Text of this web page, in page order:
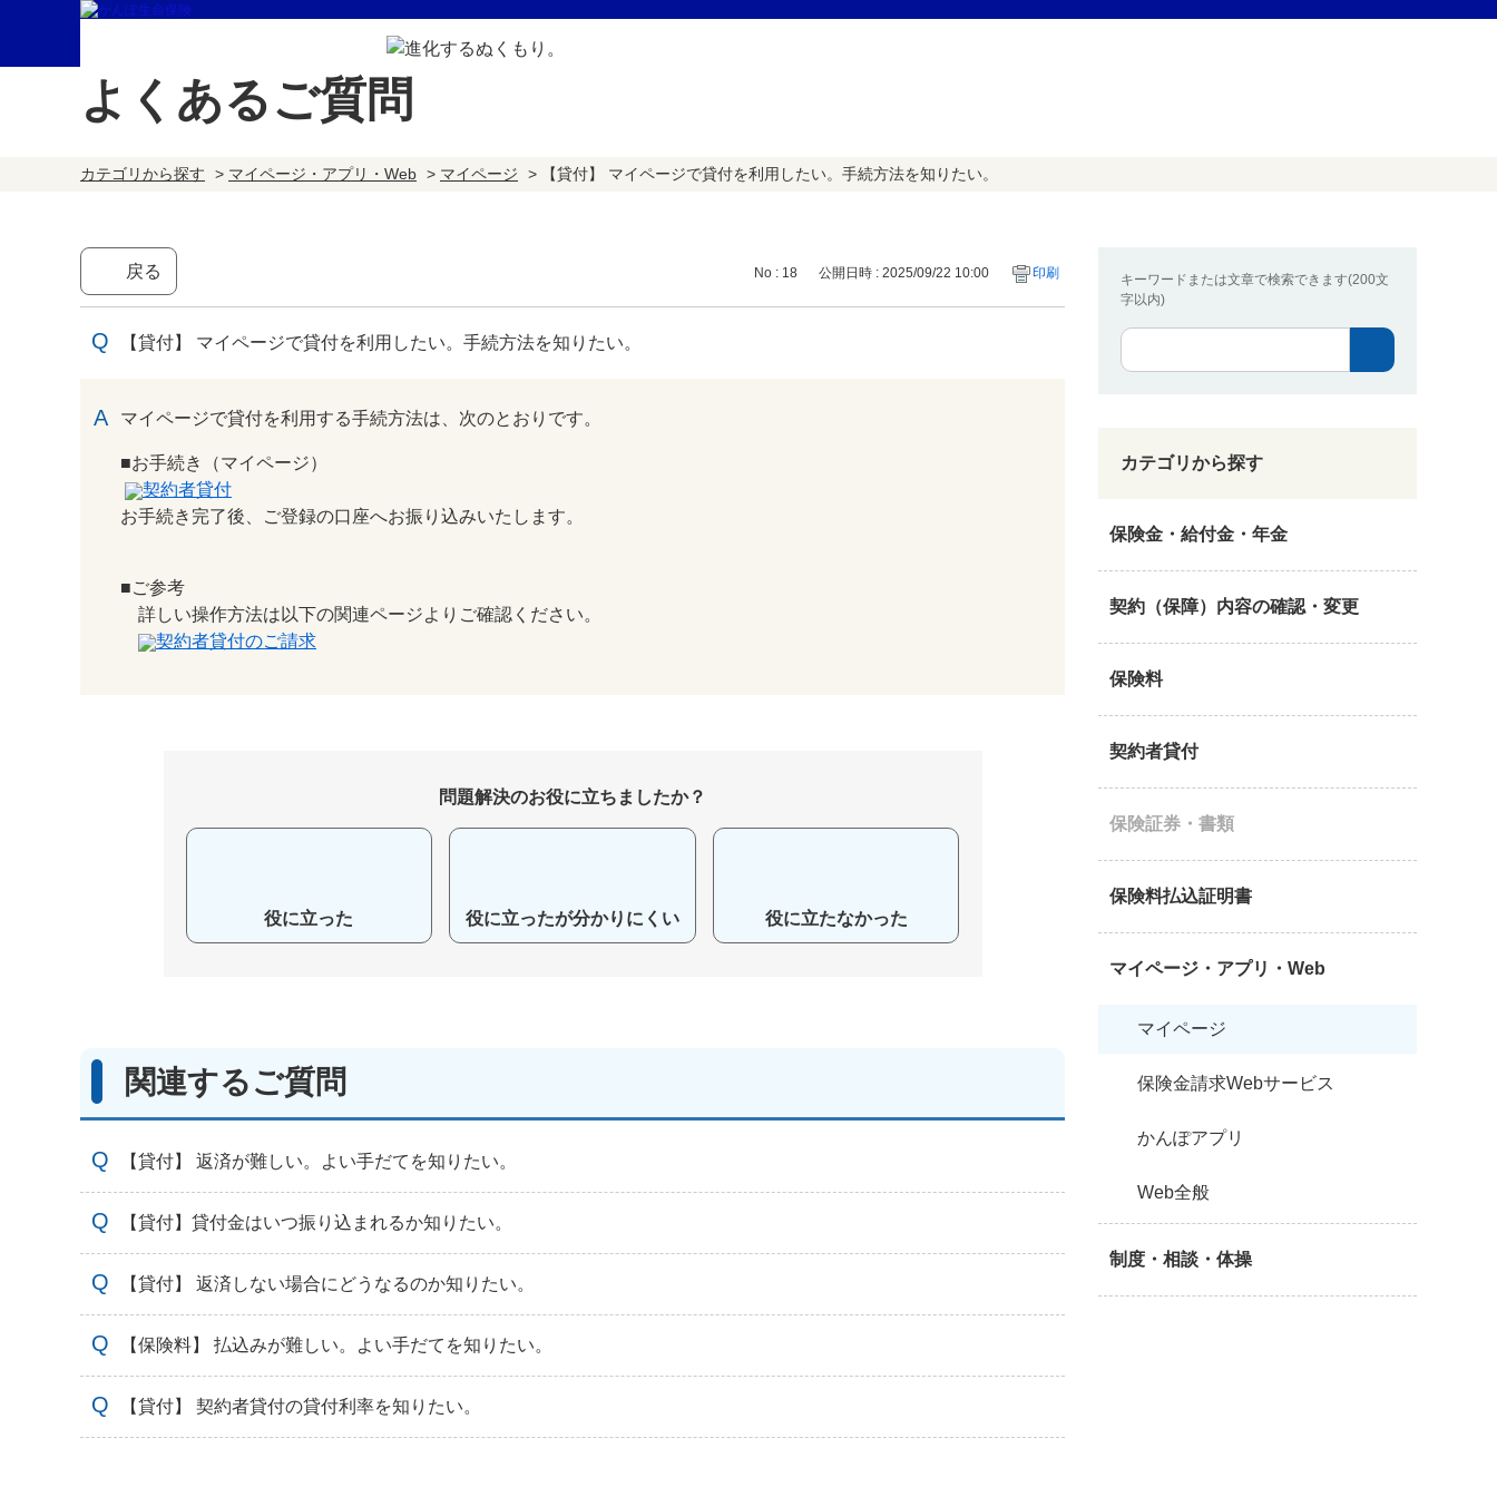
よくあるご質問
カテゴリから探す > マイページ・アプリ・Web > マイページ > 【貸付】 マイページで貸付を利用したい。手続方法を知りたい。
キーワードまたは文章で検索できます(200文
字以内)
カテゴリから探す
保険金・給付金・年金
契約（保障）内容の確認・変更
保険料
契約者貸付
保険証券・書類
保険料払込証明書
マイページ・アプリ・Web
マイページ
保険金請求Webサービス
かんぽアプリ
Web全般
制度・相談・体操
戻る No : 18 公開日時 : 2025/09/22 10:00 印刷
【貸付】 マイページで貸付を利用したい。手続方法を知りたい。
マイページで貸付を利用する手続方法は、次のとおりです。
■お手続き（マイページ）
契約者貸付
お手続き完了後、ご登録の口座へお振り込みいたします。
■ご参考
詳しい操作方法は以下の関連ページよりご確認ください。
契約者貸付のご請求
問題解決のお役に立ちましたか？
役に立った 役に立ったが分かりにくい 役に立たなかった
関連するご質問
【貸付】 返済が難しい。よい手だてを知りたい。
【貸付】貸付金はいつ振り込まれるか知りたい。
【貸付】 返済しない場合にどうなるのか知りたい。
【保険料】 払込みが難しい。よい手だてを知りたい。
【貸付】 契約者貸付の貸付利率を知りたい。